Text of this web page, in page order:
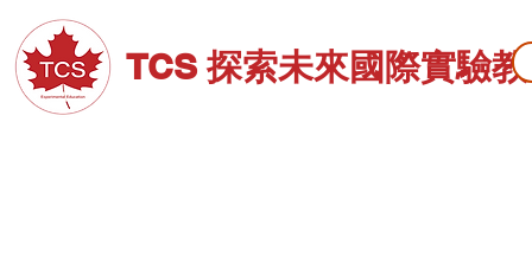
TCS 探索未來國際實驗